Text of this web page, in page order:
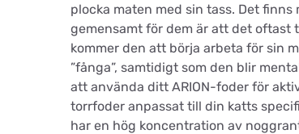
plocka maten med sin tass. Det
gemensamt för dem är att det oftast
kommer den att börja arbeta för sin
”fånga”, samtidigt som den blir
att använda ditt ARION-foder för
torrfoder anpassat till din katts
har en hög koncentration av